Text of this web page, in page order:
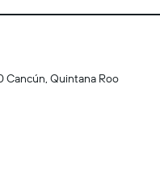
Cancún, Quintana Roo